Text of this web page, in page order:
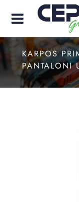
Open
KARPOS
PANTALONI